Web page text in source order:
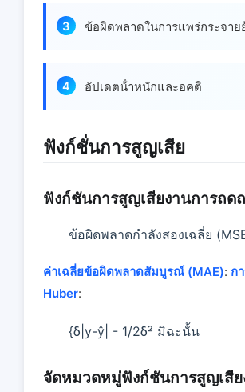
ข้อผิดพลาดในการแพร่กระจา
อัปเดตน้ําหนักและอคติ
ฟังก์ชั่นการสูญเสีย
ฟังก์ชันการสูญเสียงานการถด
ข้อผิดพลาดกําลังสองเฉลี่ย
ค่าเฉลี่ยข้อผิดพลาดสัมบูรณ์ (MAE): ก
Huber:
{δ|y-ŷ| - 1/2δ² มิฉะนั้น
จัดหมวดหมู่ฟังก์ชันการสูญเสีย